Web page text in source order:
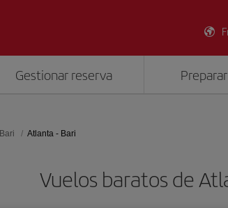
Gestionar reserva
Bari Atlanta - Bari
Vuelos baratos de